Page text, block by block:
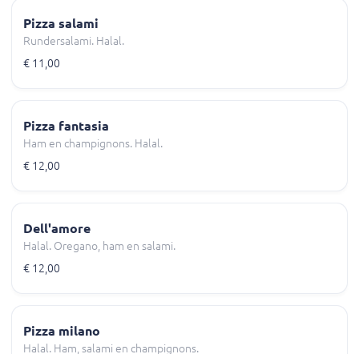
Pizza salami
Rundersalami. Halal.
€ 11,00
Pizza fantasia
Ham en champignons. Halal.
€ 12,00
Dell'amore
Halal. Oregano, ham en salami.
€ 12,00
Pizza milano
Halal. Ham, salami en champignons.